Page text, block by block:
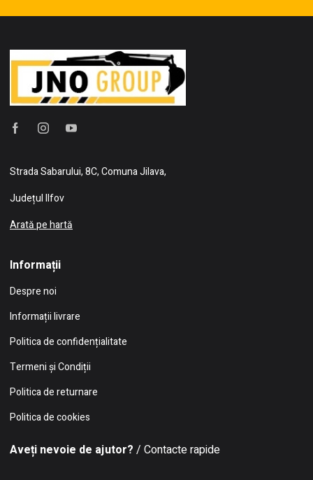
Strada Sabarului, 8C, Comuna Jilava,
Județul Ilfov
Arată pe hartă
Informații
Despre noi
Informații livrare
Politica de confidențialitate
Termeni și Condiții
Politica de returnare
Politica de cookies
Aveți nevoie de ajutor? / Contacte rapide